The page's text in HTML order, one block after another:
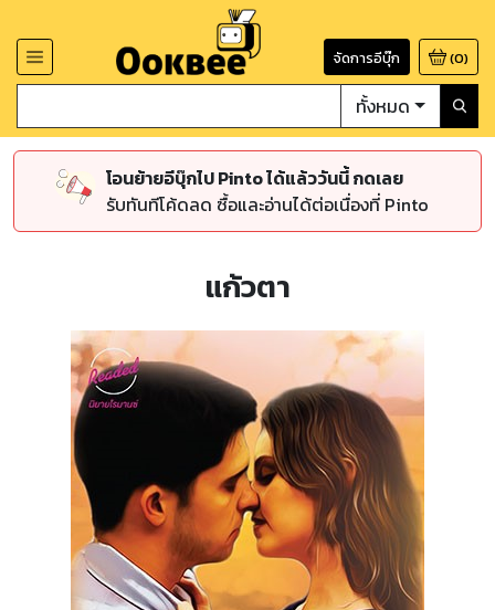
จัดการอีบุ๊ก (0)
ทั้งหมด
โอนย้ายอีบุ๊กไป Pinto ได้แล้ววันนี้ กดเลย
รับทันทีโค้ดลด ซื้อและอ่านได้ต่อเนื่องที่ Pinto
แก้วตา